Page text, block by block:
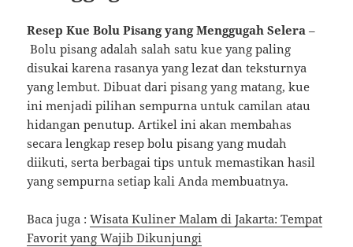
Resep Kue Bolu Pisang yang Menggugah Selera –
Bolu pisang adalah salah satu kue yang paling
disukai karena rasanya yang lezat dan teksturnya
yang lembut. Dibuat dari pisang yang matang, kue
ini menjadi pilihan sempurna untuk camilan atau
hidangan penutup. Artikel ini akan membahas
secara lengkap resep bolu pisang yang mudah
diikuti, serta berbagai tips untuk memastikan hasil
yang sempurna setiap kali Anda membuatnya.
Baca juga :Wisata Kuliner Malam di Jakarta: Tempat
Favorit yang Wajib Dikunjungi